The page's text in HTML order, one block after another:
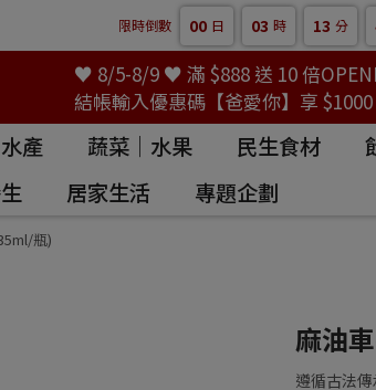
限時倒數 00 日 03 時 13 分
♥ 8/5-8/9 ♥ 滿 $888 送 10 倍
結帳輸入優惠碼【爸愛你】享
產 蔬菜｜水果 民生食材
居家生活 專題企劃
瓶)
麻油
遵循古法